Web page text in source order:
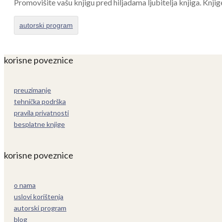
Promovišite vašu knjigu pred hiljadama ljubitelja knjiga.
autorski program
korisne poveznice
preuzimanje
tehnička podrška
pravila privatnosti
besplatne knjige
korisne poveznice
o nama
uslovi korištenja
autorski program
blog